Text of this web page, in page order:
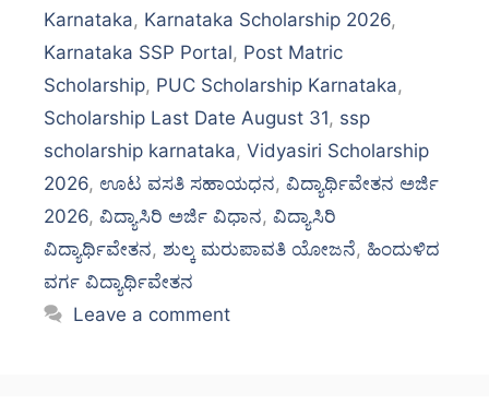
Karnataka, Karnataka Scholarship 2026,
Karnataka SSP Portal, Post Matric
Scholarship, PUC Scholarship Karnataka,
Scholarship Last Date August 31, ssp
scholarship karnataka, Vidyasiri Scholarship
2026, ಊಟ ವಸತಿ ಸಹಾಯಧನ, ವಿದ್ಯಾರ್ಥಿವೇತನ ಅರ್ಜಿ
2026, ವಿದ್ಯಾಸಿರಿ ಅರ್ಜಿ ವಿಧಾನ, ವಿದ್ಯಾಸಿರಿ
ವಿದ್ಯಾರ್ಥಿವೇತನ, ಶುಲ್ಕ ಮರುಪಾವತಿ ಯೋಜನೆ, ಹಿಂದುಳಿದ
ವರ್ಗ ವಿದ್ಯಾರ್ಥಿವೇತನ
Leave a comment